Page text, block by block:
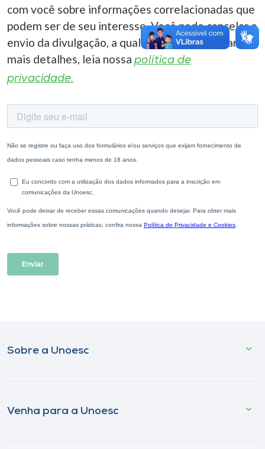
com você sobre informações correlacionadas que
podem ser de seu interesse. Você pode cancelar o
envio da divulgação, a qualquer momento. Para
mais detalhes, leia nossa política de
privacidade.
Sobre a Unoesc
Venha para a Unoesc